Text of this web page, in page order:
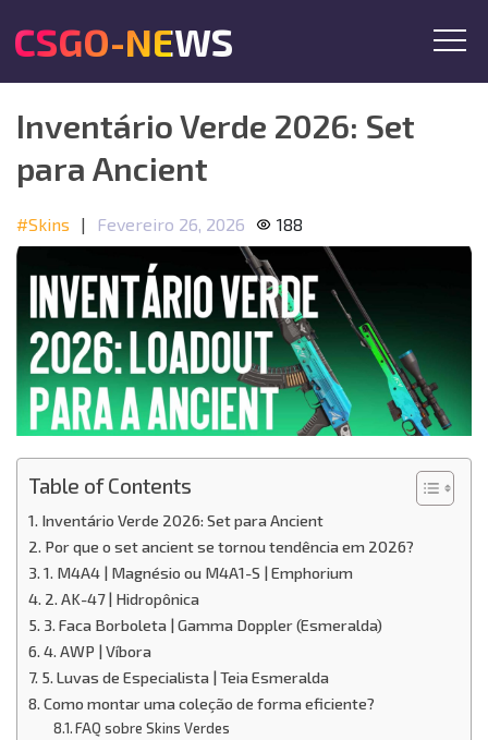
CSGO-NEWS
Inventário Verde 2026: Set
para Ancient
#Skins | Fevereiro 26, 2026 188
Table of Contents
Inventário Verde 2026: Set para Ancient
Por que o set ancient se tornou tendência em 2026?
1. M4A4 | Magnésio ou M4A1-S | Emphorium
2. AK-47 | Hidropônica
3. Faca Borboleta | Gamma Doppler (Esmeralda)
4. AWP | Víbora
5. Luvas de Especialista | Teia Esmeralda
Como montar uma coleção de forma eficiente?
FAQ sobre Skins Verdes